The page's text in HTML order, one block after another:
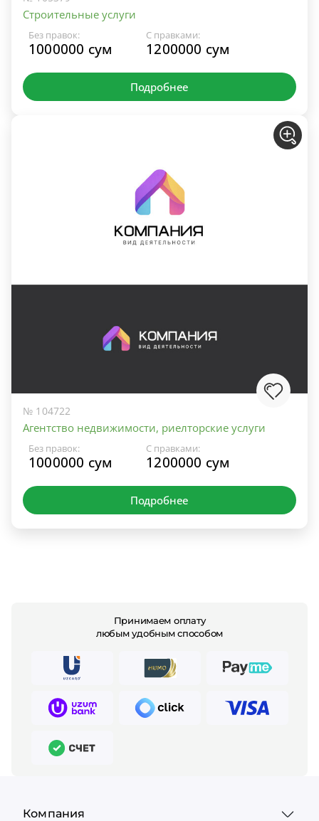
Строительные услуги
Без правок:
1000000 сум
С правками:
1200000 сум
Подробнее
№ 104722
Агентство недвижимости, риелторские услуги
Без правок:
1000000 сум
С правками:
1200000 сум
Подробнее
Принимаем оплату
любым удобным способом
Компания